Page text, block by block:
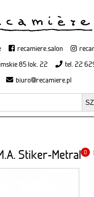
recamiere.salon
85 lok. 22
tel. 22
biuro@recamiere.pl
Stiker-Metral 0